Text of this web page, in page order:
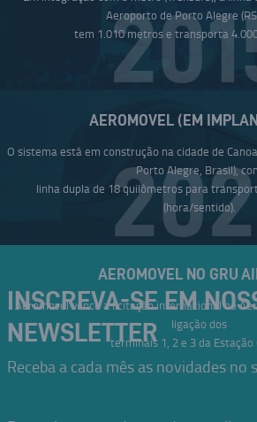
Aeroporto de Porto Alegre
tem 1.010 metros e transporta
AEROMOVEL (EM
O sistema está em construção na cidade de
Porto Alegre, Brasil),
linha dupla de 18 quilômetros para
(hora/sentido).
AEROMOVEL NO GRU
Aeromovel vence a licitação internacional no
ligação dos
terminais 1, 2 e 3 da Estação
INSCREVA-SE EM
NEWSLETTER
Receba a cada mês as novidades no